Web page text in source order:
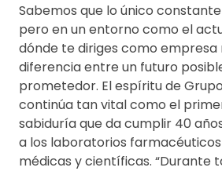
Sabemos que lo único
pero en un entorno como el
dónde te diriges como
diferencia entre un futuro
prometedor. El espíritu de
continúa tan vital como el
sabiduría que da cumplir 40
a los laboratorios
médicas y científicas. “Durante